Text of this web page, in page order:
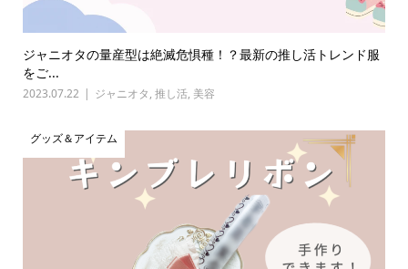
ジャニオタの量産型は絶滅危惧種！？最新の推し活トレンド服
をご...
2023.07.22 ジャニオタ, 推し活, 美容
グッズ＆アイテム